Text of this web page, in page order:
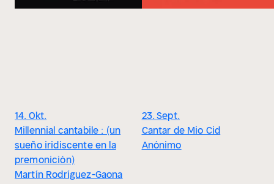
14. Okt.
Millennial cantabile : (un
sueño iridiscente en la
premonición)
Martín Rodríguez-Gaona
23. Sept.
Cantar de Mio Cid
Anónimo